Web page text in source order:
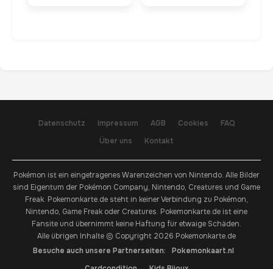
Datenschutz Impressum AGB Cookies
FAQ
Über uns
Kontakt
Pokémon ist ein eingetragenes Warenzeichen von Nintendo. Alle Bilder
sind Eigentum der Pokémon Company, Nintendo, Creatures und Game
Freak. Pokemonkarte.de steht in keiner Verbindung zu Pokémon,
Nintendo, Game Freak oder Creatures. Pokemonkarte.de ist eine
Fansite und übernimmt keine Haftung für etwaige Schäden.
Alle übrigen Inhalte © Copyright 2026 Pokemonkarte.de
Besuche auch unsere Partnerseiten:
Pokemonkaart.nl